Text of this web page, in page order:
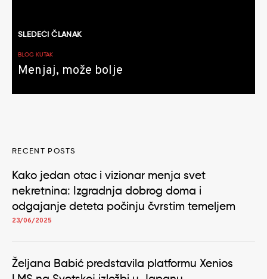
SLEDEĆI ČLANAK
BLOG KUTAK
Menjaj, može bolje
RECENT POSTS
Kako jedan otac i vizionar menja svet
nekretnina: Izgradnja dobrog doma i
odgajanje deteta počinju čvrstim temeljem
23/06/2025
Željana Babić predstavila platformu Xenios